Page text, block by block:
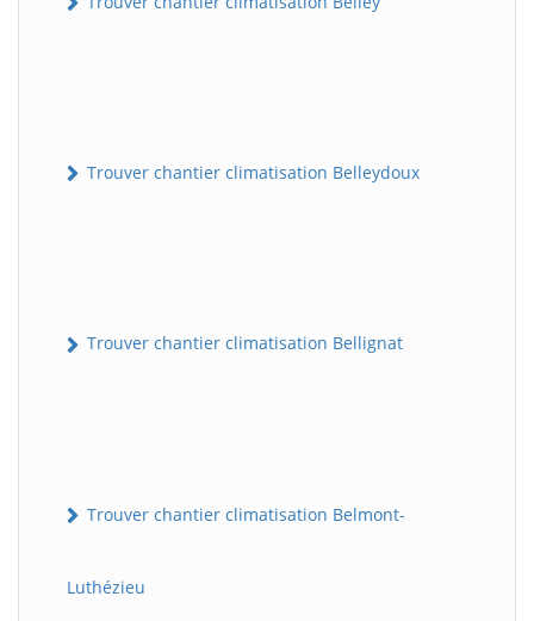
Trouver chantier climatisation Belleydoux
Trouver chantier climatisation Bellignat
Trouver chantier climatisation Belmont-
Luthézieu